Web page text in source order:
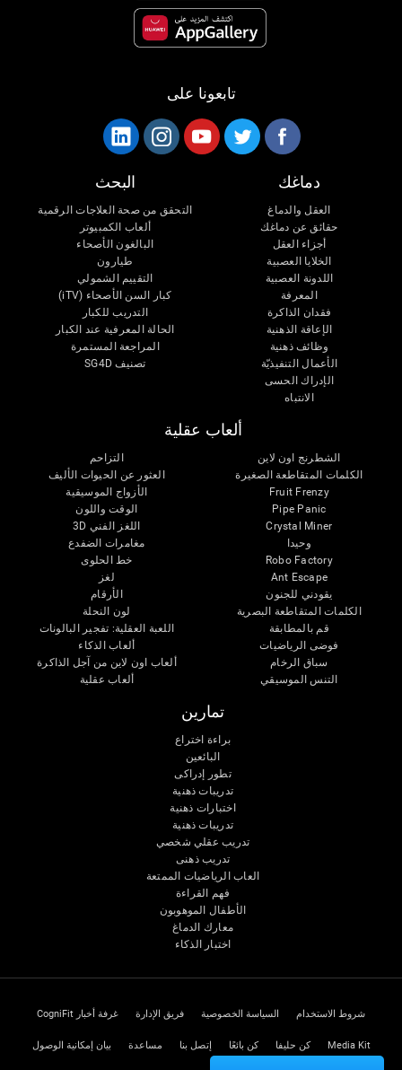
تابعونا على
دماغك
العقل والدماغ
حقائق عن دماغك
أجزاء العقل
الخلايا العصبية
اللدونة العصبية
المعرفة
فقدان الذاكرة
الإعاقة الذهنية
وظائف ذهنية
الأعمال التنفيذيّة
الإدراك الحسى
الانتباه
البحث
التحقق من صحة العلاجات الرقمية
ألعاب الكمبيوتر
البالغون الأصحاء
طيارون
التقييم الشمولي
كبار السن الأصحاء (iTV)
التدريب للكبار
الحالة المعرفية عند الكبار
المراجعة المستمرة
تصنيف SG4D
ألعاب عقلية
الشطرنج اون لاين
الكلمات المتقاطعة الصغيرة
Fruit Frenzy
Pipe Panic
Crystal Miner
وحيدا
Robo Factory
Ant Escape
يقودني للجنون
الكلمات المتقاطعة البصرية
قم بالمطابقة
فوضى الرياضيات
سباق الرخام
التنس الموسيقي
التزاحم
العثور عن الحيوات الأليف
الأزواج الموسيقية
الوقت واللون
اللغز الفني 3D
مغامرات الضفدع
خط الحلوى
لغز
الأرقام
لون النحلة
اللعبة العقلية: تفجير البالونات
ألعاب الذكاء
ألعاب اون لاين من آجل الذاكرة
ألعاب عقلية
تمارين
براءة اختراع
البائعين
تطور إدراكى
تدريبات ذهنية
اختبارات ذهنية
تدريبات ذهنية
تدريب عقلي شخصي
تدريب ذهنى
العاب الرياضيات الممتعة
فهم القراءة
الأطفال الموهوبون
معارك الدماغ
اختبار الذكاء
شروط الاستخدام السياسة الخصوصية فريق الإدارة غرفة أخبار CogniFit
Media Kit كن حليفا كن بائعًا إتصل بنا مساعدة بيان إمكانية الوصول